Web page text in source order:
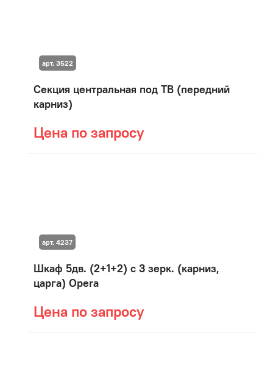
Секция центральная под ТВ (передний
карниз)
Цена по запросу
арт. 3522
Шкаф 5дв. (2+1+2) с 3 зерк. (карниз,
царга) Opera
Цена по запросу
арт. 4237